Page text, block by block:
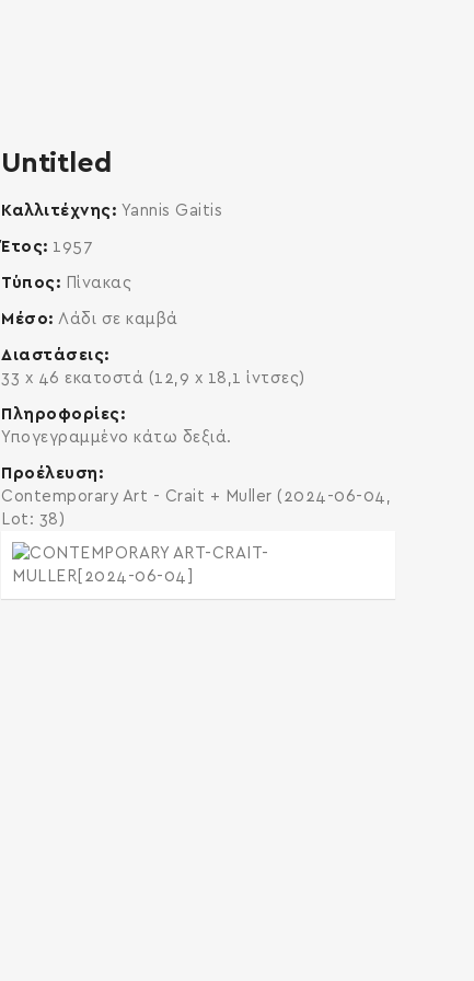
Untitled
Καλλιτέχνης Yannis Gaitis
Έτος 1957
Τύπος Πίνακας
Μέσο Λάδι σε καμβά
Διαστάσεις
33 x 46 εκατοστά (12,9 x 18,1 ίντσες)
Πληροφορίες
Υπογεγραμμένο κάτω δεξιά.
Προέλευση
Contemporary Art - Crait + Muller (2024-06-04,
Lot: 38)